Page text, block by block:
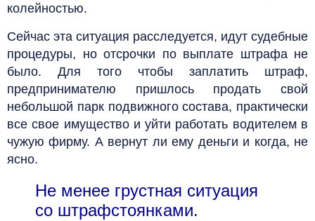
колейностью.
Сейчас эта ситуация расследуется, идут судебные
процедуры, но отсрочки по выплате штрафа не
было. Для того чтобы заплатить штраф,
предпринимателю пришлось продать свой
небольшой парк подвижного состава, практически
все свое имущество и уйти работать водителем в
чужую фирму. А вернут ли ему деньги и когда, не
ясно.
Не менее грустная ситуация
со штрафстоянками.